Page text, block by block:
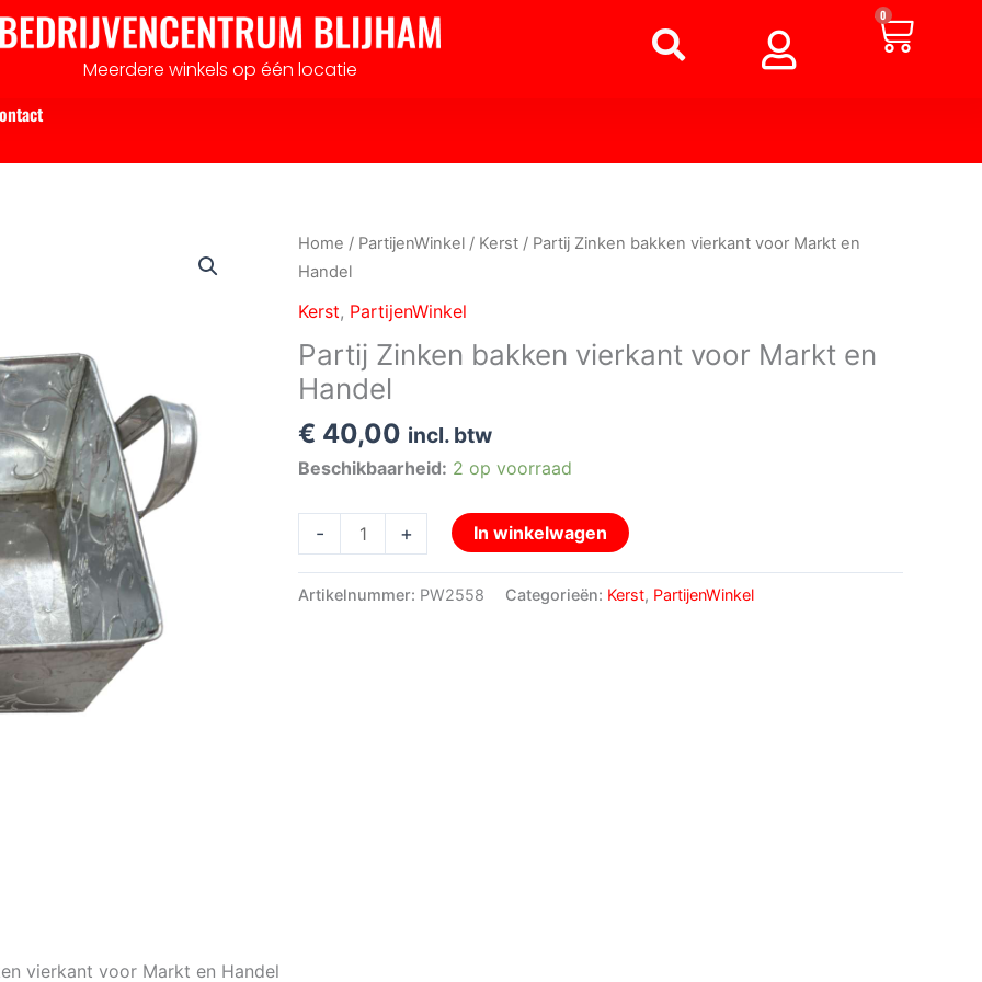
Meerdere winkels op één locatie
0
Home / PartijenWinkel / Kerst / Partij Zinken bakken vierkant voor Markt en
Handel
Kerst, PartijenWinkel
Partij Zinken bakken vierkant voor Markt en
Handel
€ 40,00 incl. btw
Beschikbaarheid: 2 op voorraad
-
Partij
Zinken
vierkant
voor
Markt
Handel
aantal
+ In winkelwagen
Artikelnummer: PW2558 Categorieën: Kerst, PartijenWinkel
vierkant voor Markt en Handel